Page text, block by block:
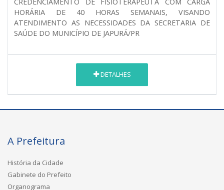
HORÁRIA DE 40 HORAS SEMANAIS, VISANDO
ATENDIMENTO AS NECESSIDADES DA SECRETARIA DE
SAÚDE DO MUNICÍPIO DE JAPURÁ/PR
DETALHES
A Prefeitura
História da Cidade
Gabinete do Prefeito
Organograma